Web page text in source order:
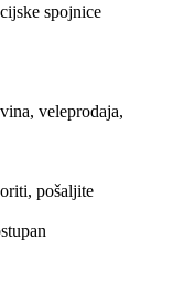
spojnice
veleprodaja,
pošaljite